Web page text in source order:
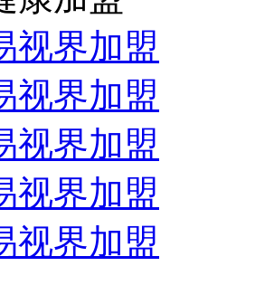
视界加盟
视界加盟
视界加盟
视界加盟
视界加盟